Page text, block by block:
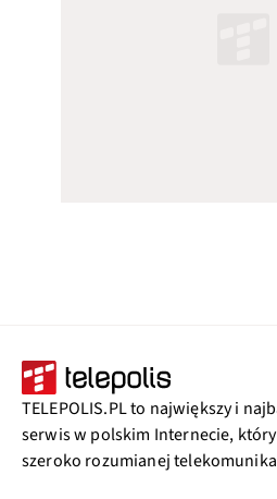
TELEPOLIS.PL to największy i
serwis w polskim Internecie,
szeroko rozumianej